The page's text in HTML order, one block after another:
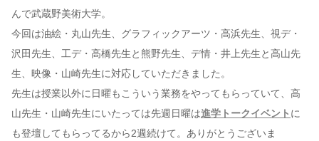
んで武蔵野美術大学。
今回は油絵・丸山先生、グラフィックアーツ・高浜先生、視デ・
沢田先生、工デ・高橋先生と熊野先生、デ情・井上先生と高山先
生、映像・山崎先生に対応していただきました。
先生は授業以外に日曜もこういう業務をやってもらっていて、高
山先生・山崎先生にいたっては先週日曜は進学トークイベント に
も登壇してもらってるから2週続けて。ありがとうございま